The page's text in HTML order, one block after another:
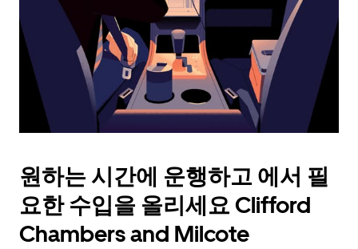
러
날
짜
캘
린
더
를
닫
원하는 시간에 운행하고 에서 필
요한 수입을 올리세요 Clifford
Chambers and Milcote